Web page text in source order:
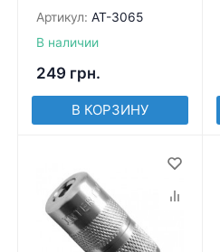
Артикул: AT-3065
В наличии
249 грн.
В КОРЗИНУ